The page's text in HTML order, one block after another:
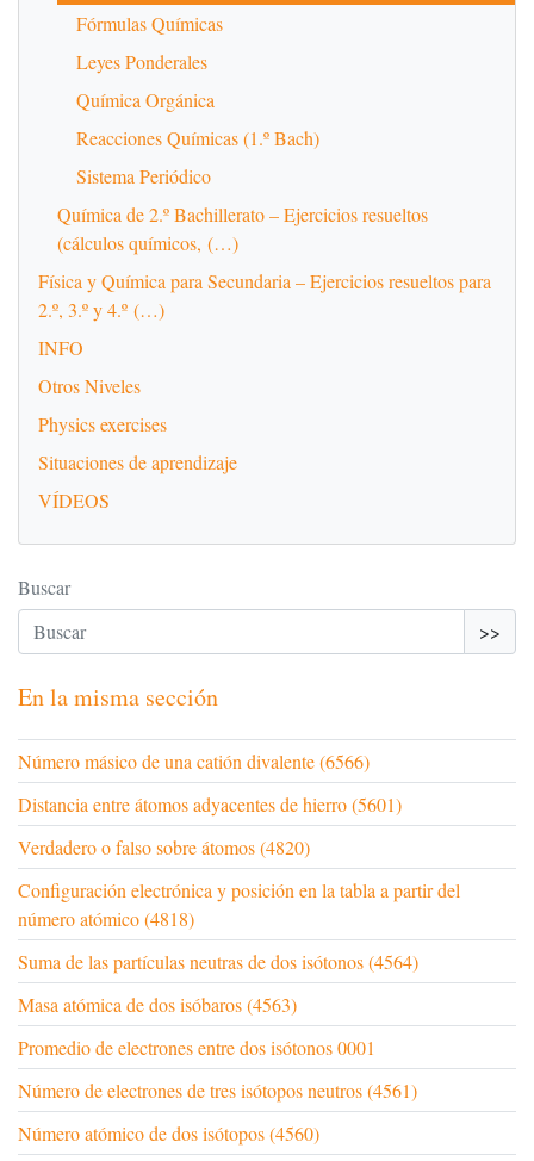
Fórmulas Químicas
Leyes Ponderales
Química Orgánica
Reacciones Químicas (1.º Bach)
Sistema Periódico
Química de 2.º Bachillerato – Ejercicios resueltos
(cálculos químicos, (…)
Física y Química para Secundaria – Ejercicios resueltos para
2.º, 3.º y 4.º (…)
INFO
Otros Niveles
Physics exercises
Situaciones de aprendizaje
VÍDEOS
Buscar
>>
En la misma sección
Número másico de una catión divalente (6566)
Distancia entre átomos adyacentes de hierro (5601)
Verdadero o falso sobre átomos (4820)
Configuración electrónica y posición en la tabla a partir del
número atómico (4818)
Suma de las partículas neutras de dos isótonos (4564)
Masa atómica de dos isóbaros (4563)
Promedio de electrones entre dos isótonos 0001
Número de electrones de tres isótopos neutros (4561)
Número atómico de dos isótopos (4560)